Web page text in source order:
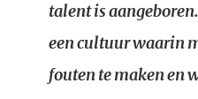
talent is
een cultuur waarin
fouten te maken en